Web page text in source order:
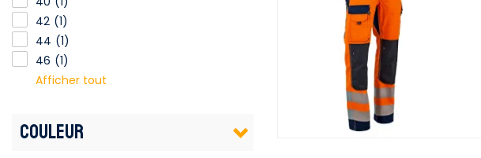
42 (1)
44 (1)
46 (1)
Afficher tout
COULEUR